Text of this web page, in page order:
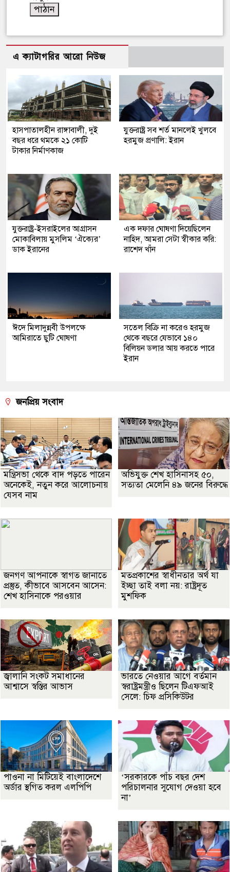
এ ক্যাটাগরির আরো নিউজ
হাসপাতালহীন রাঙ্গাবালী, দুই
বছর ধরে থমকে ২১ কোটি
টাকার নির্মাণকাজ
যুক্তরাষ্ট্র সব শর্ত মানলেই খুলবে
হরমুজ প্রণালি: ইরান
যুক্তরাষ্ট্র-ইসরাইলের আগ্রাসন
মোকাবিলায় মুসলিম ‘ঐক্যের’
ডাক ইরানের
এক দফার ঘোষণা দিয়েছিলেন
নাহিদ, আমরা সেটা স্বীকার করি:
রাশেদ খাঁন
ঈদে মিলাদুন্নবী উপলক্ষে
আমিরাতে ছুটি ঘোষণা
সতেল বিক্রি না করেও হরমুজ
থেকে বছরে যেভাবে ১৪০
বিলিয়ন ডলার আয় করতে পারে
ইরান
জনপ্রিয় সংবাদ
মন্ত্রিসভা থেকে বাদ পড়তে পারেন
অনেকেই, নতুন করে আলোচনায়
যেসব নাম
অভিযুক্ত শেখ হাসিনাসহ ৫০,
সত্যতা মেলেনি ৪৯ জনের বিরুদ্ধে
জনগণ আপনাকে স্বাগত জানাতে
প্রস্তুত, কীভাবে আসবেন আসেন:
শেখ হাসিনাকে পরওয়ার
মতপ্রকাশের স্বাধীনতার অর্থ যা
ইচ্ছা তাই বলা নয়: রাষ্ট্রদূত
মুশফিক
জ্বালানি সংকট সমাধানের
আশ্বাসে স্বস্তির আভাস
ভারতে নেওয়ার আগে বর্তমান
স্বরাষ্ট্রমন্ত্রীও ছিলেন টিএফআই
সেলে: চিফ প্রসিকিউটর
পাওনা না মিটিয়েই বাংলাদেশে
অর্ডার স্থগিত করল এলপিপি
‘সরকারকে পাঁচ বছর দেশ
পরিচালনার সুযোগ দেওয়া হবে
না’